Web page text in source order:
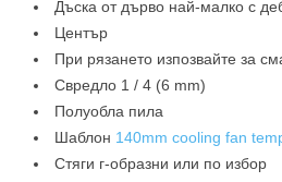
Дъска от дърво най-малко с
Център
При рязането изпозвайте за
Свредло 1 / 4 (6 mm)
Полуобла пила
Шаблон 140mm cooling fan
Стяги г-образни или по избор